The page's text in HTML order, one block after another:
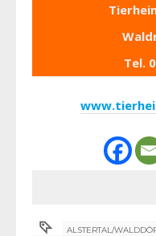
Tel.
ALSTERTAL/